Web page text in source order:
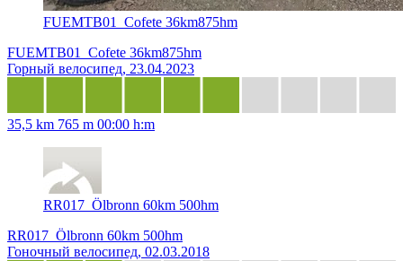
FUEMTB01_Cofete 36km875hm
FUEMTB01_Cofete 36km875hm
Горный велосипед, 23.04.2023
35,5 km 765 m 00:00 h:m
RR017_Ölbronn 60km 500hm
RR017_Ölbronn 60km 500hm
Гоночный велосипед, 02.03.2018